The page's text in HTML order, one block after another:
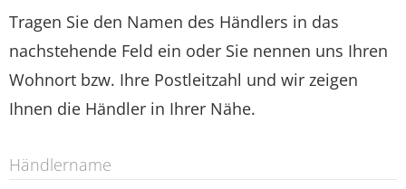
Tragen Sie den Namen des Händlers in das
nachstehende Feld ein oder Sie nennen uns Ihren
Wohnort bzw. Ihre Postleitzahl und wir zeigen
Ihnen die Händler in Ihrer Nähe.